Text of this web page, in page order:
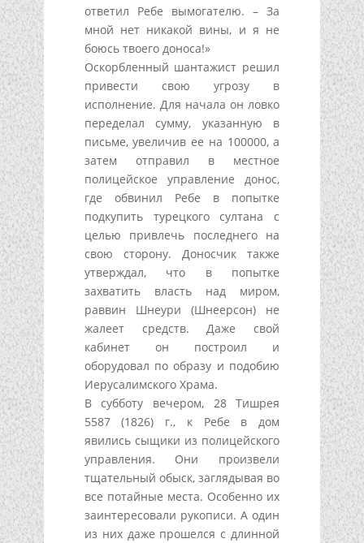
ответил Ребе вымогателю. – За
мной нет никакой вины, и я не
боюсь твоего доноса!»
Оскорбленный шантажист решил
привести свою угрозу в
исполнение. Для начала он ловко
переделал сумму, указанную в
письме, увеличив ее на 100000, а
затем отправил в местное
полицейское управление донос,
где обвинил Ребе в попытке
подкупить турецкого султана с
целью привлечь последнего на
свою сторону. Доносчик также
утверждал, что в попытке
захватить власть над миром,
раввин Шнеури (Шнеерсон) не
жалеет средств. Даже свой
кабинет он построил и
оборудовал по образу и подобию
Иерусалимского Храма.
В субботу вечером, 28 Тишрея
5587 (1826) г., к Ребе в дом
явились сыщики из полицейского
управления. Они произвели
тщательный обыск, заглядывая во
все потайные места. Особенно их
заинтересовали рукописи. А один
из них даже прошелся с длинной